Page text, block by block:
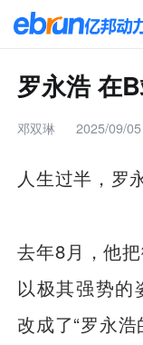
罗永浩 在
邓双琳 2025/09/
人生过半，罗
去年8月，他把
以极其强势的
改成了“罗永